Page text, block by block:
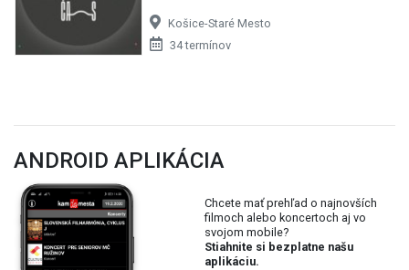
Košice-Staré Mesto
34 termínov
ANDROID APLIKÁCIA
Chcete mať prehľad o najnovších
filmoch alebo koncertoch aj vo
svojom mobile?
Stiahnite si bezplatne našu
aplikáciu.